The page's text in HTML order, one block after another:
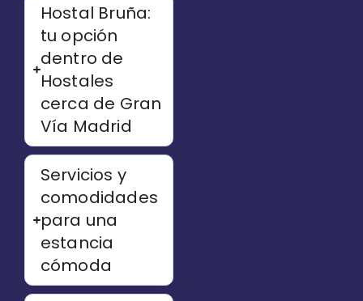
Hostal Bruña:
tu opción
dentro de
Hostales
cerca de Gran
Vía Madrid
Servicios y
comodidades
para una
estancia
cómoda